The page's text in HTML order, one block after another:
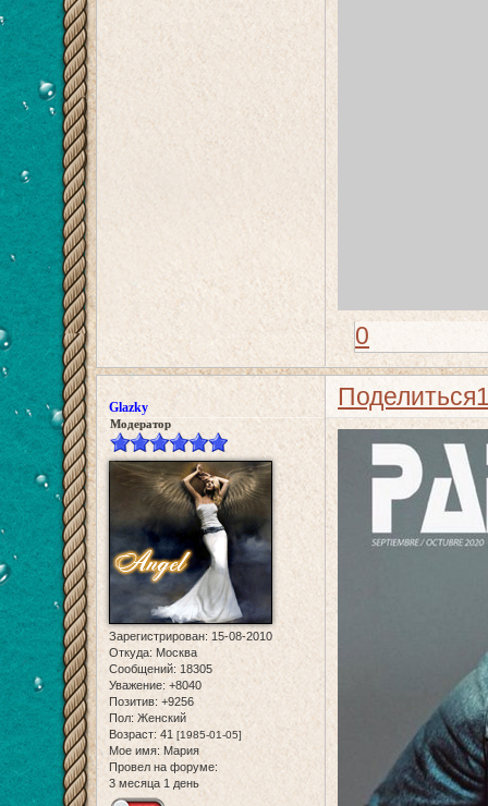
0
Поделиться
Glazky
Модератор
Зарегистрирован: 15-08-2010
Откуда: Москва
Сообщений: 18305
Уважение: +8040
Позитив: +9256
Пол: Женский
Возраст: 41 [1985-01-05]
Мое имя: Мария
Провел на форуме:
3 месяца 1 день